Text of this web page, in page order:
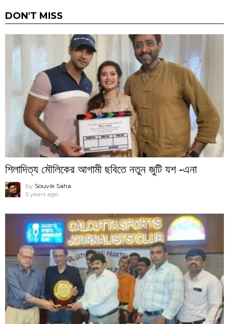
DON'T MISS
শিলাদিত্য মৌলিকের আগামী ছবিতে নতুন জুটি যশ -এনা
by Souvik Saha
5 years ago